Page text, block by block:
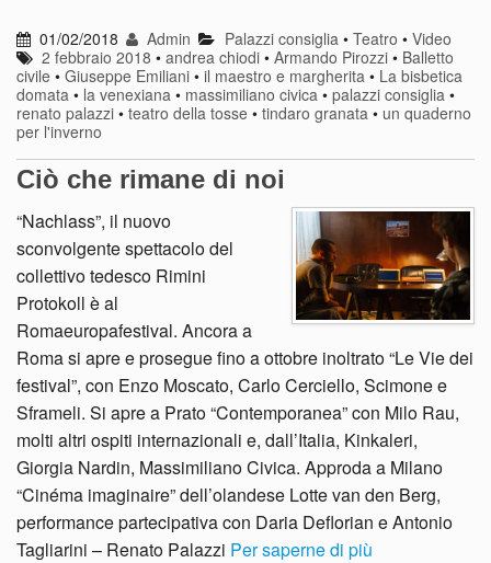
01/02/2018 Admin Palazzi consiglia • Teatro • Video
2 febbraio 2018 •andrea chiodi •Armando Pirozzi • Balletto
civile • Giuseppe Emiliani • il maestro e margherita • La bisbetica
domata • la venexiana • massimiliano civica • palazzi consiglia •
renato palazzi • teatro della tosse • tindaro granata • un quaderno
per l'inverno
Ciò che rimane di noi
“Nachlass”, il nuovo
sconvolgente spettacolo del
collettivo tedesco Rimini
Protokoll è al
Romaeuropafestival. Ancora a
Roma si apre e prosegue fino a ottobre inoltrato “Le Vie dei
festival”, con Enzo Moscato, Carlo Cerciello, Scimone e
Sframeli. Si apre a Prato “Contemporanea” con Milo Rau,
molti altri ospiti internazionali e, dall’Italia, Kinkaleri,
Giorgia Nardin, Massimiliano Civica. Approda a Milano
“Cinéma imaginaire” dell’olandese Lotte van den Berg,
performance partecipativa con Daria Deflorian e Antonio
Tagliarini – Renato Palazzi Per saperne di più